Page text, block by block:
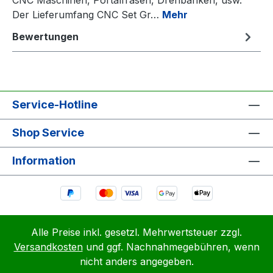
Der Lieferumfang CNC Set Gr… Mehr
Bewertungen
Service-Hotline
Shop Service
Information
Alle Preise inkl. gesetzl. Mehrwertsteuer zzgl.
Versandkostenund ggf. Nachnahmegebühren, wenn
nicht anders angegeben.